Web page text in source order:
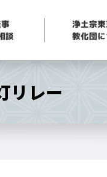
談
浄土宗
教化団
リレー